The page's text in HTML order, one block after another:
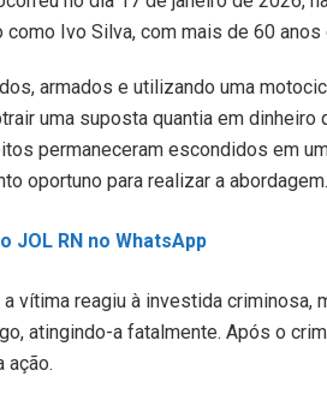
Ivo Silva, com mais de 60 anos
armados e utilizando uma
uma suposta quantia em dinheiro
permaneceram escondidos em
oportuno para realizar a abordagem.
JOL RN no WhatsApp
vítima reagiu à investida criminosa,
atingindo-a fatalmente. Após o
ação.